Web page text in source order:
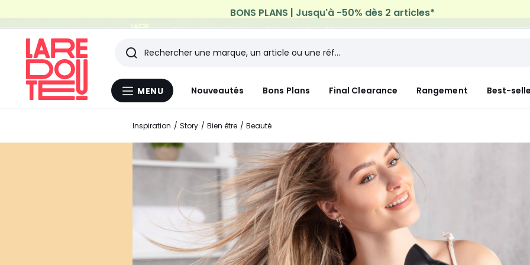
Profitez de la livraison à domicile offerte*sur tous vos achats Mode & Maison
Menu
MENU Nouveautés Bons Plans Final Clearance Rangement Best-
Rechercher
Les
derniers
articles
consultés
Inspiration Story Bien être Beauté